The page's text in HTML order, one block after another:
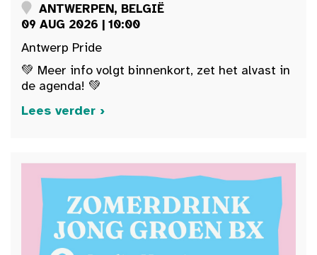
ANTWERPEN, BELGIË
09 AUG 2026 | 10:00
Antwerp Pride
💚 Meer info volgt binnenkort, zet het alvast in
de agenda! 💚
Lees verder ›